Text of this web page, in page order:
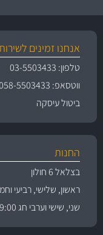
אנחנו זמינים
טלפון: 03-5503433
ווטסאפ: 058-5503433
ביטול עיסקה
החנות
בצלאל 6 חולון
ראשון, שלישי, רביעי וחמישי 09:00 עד
שני, שישי וערבי חג 09:00 עד 15:00